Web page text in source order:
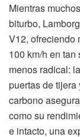
Mientras
biturbo,
V12, ofreciendo
100 km/h en
menos radical:
puertas de
carbono
como su
e intacto, una